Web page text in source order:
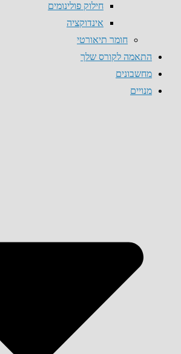
חילוק פולינומים
אינדוקציה
חומר תיאורטי
התאמה לקורס שלך
מחשבונים
מנויים